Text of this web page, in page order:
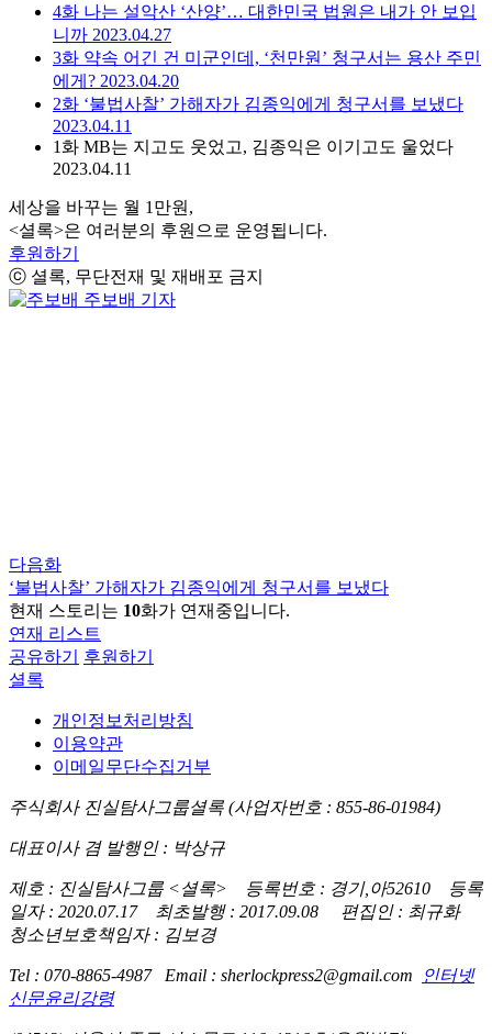
4화 나는 설악산 ‘산양’… 대한민국 법원은 내가 안 보입
니까 2023.04.27
3화 약속 어긴 건 미군인데, ‘천만원’ 청구서는 용산 주민
에게? 2023.04.20
2화 ‘불법사찰’ 가해자가 김종익에게 청구서를 보냈다
2023.04.11
1화 MB는 지고도 웃었고, 김종익은 이기고도 울었다
2023.04.11
세상을 바꾸는 월 1만원,
<셜록>은 여러분의 후원으로 운영됩니다.
후원하기
ⓒ 셜록, 무단전재 및 재배포 금지
주보배 기자
다음화
‘불법사찰’ 가해자가 김종익에게 청구서를 보냈다
현재 스토리는 10화가 연재중입니다.
연재 리스트
공유하기
후원하기
셜록
개인정보처리방침
이용약관
이메일무단수집거부
주식회사 진실탐사그룹셜록 (사업자번호 : 855-86-01984)
대표이사 겸 발행인 : 박상규
제호 : 진실탐사그룹 <셜록> 등록번호 : 경기,아52610 등록
일자 : 2020.07.17 최초발행 : 2017.09.08 편집인 : 최규화
청소년보호책임자 : 김보경
Tel : 070-8865-4987 Email : sherlockpress2@gmail.com
인터넷
신문윤리강령